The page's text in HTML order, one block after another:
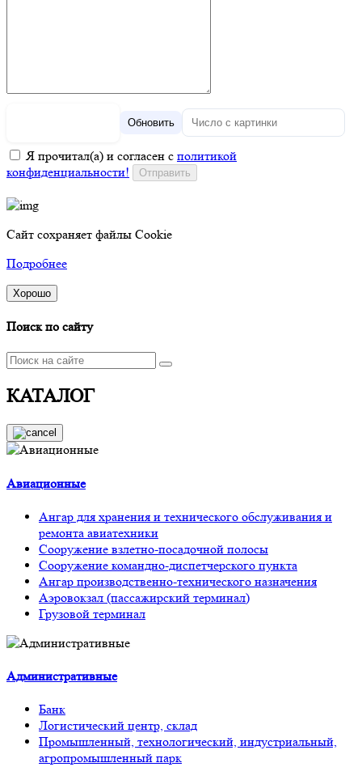
Обновить
Я прочитал(а) и согласен с политикой
конфиденциальности!
Сайт сохраняет файлы Cookie
Подробнее
Хорошо
Поиск по сайту
КАТАЛОГ
Авиационные
Ангар для хранения и технического обслуживания и
ремонта авиатехники
Сооружение взлетно-посадочной полосы
Сооружение командно-диспетчерского пункта
Ангар производственно-технического назначения
Аэровокзал (пассажирский терминал)
Грузовой терминал
Административные
Банк
Логистический центр, склад
Промышленный, технологический, индустриальный,
агропромышленный парк